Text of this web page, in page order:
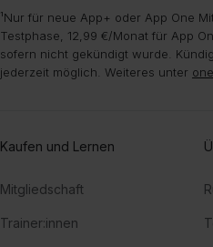
¹Nur für neue App+ oder App One
Testphase, 12,99 €/Monat für App
sofern nicht gekündigt wurde.
jederzeit möglich. Weiteres unter
Kaufen und Lernen
Mitgliedschaft
Trainer:innen